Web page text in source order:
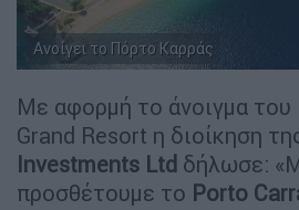
Ανοίγει το Πόρτο Καρράς
Πόρτο Καρράς
Με αφορμή το άνοιγμα του
Grand Resort η διοίκηση
Investments Ltd δήλωσε:
προσθέτουμε το Porto